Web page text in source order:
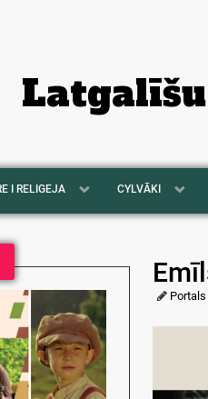
I RELIGEJA CYLVĀKI